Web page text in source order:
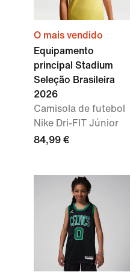
O mais vendido
Equipamento
principal Stadium
Seleção Brasileira
2026
Camisola de futebol
Nike Dri-FIT Júnior
84,99 €